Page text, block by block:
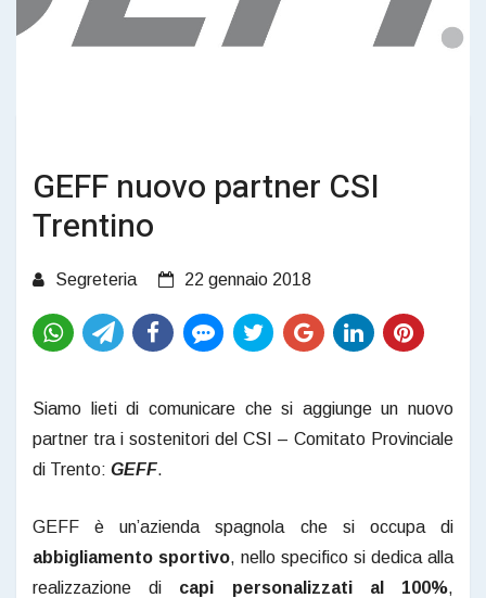
GEFF nuovo partner CSI
Trentino
Segreteria 22 gennaio 2018
Siamo lieti di comunicare che si aggiunge un nuovo
partner tra i sostenitori del CSI – Comitato Provinciale
di Trento: GEFF.
GEFF è un’azienda spagnola che si occupa di
abbigliamento sportivo, nello specifico si dedica alla
realizzazione di capi personalizzati al 100%,